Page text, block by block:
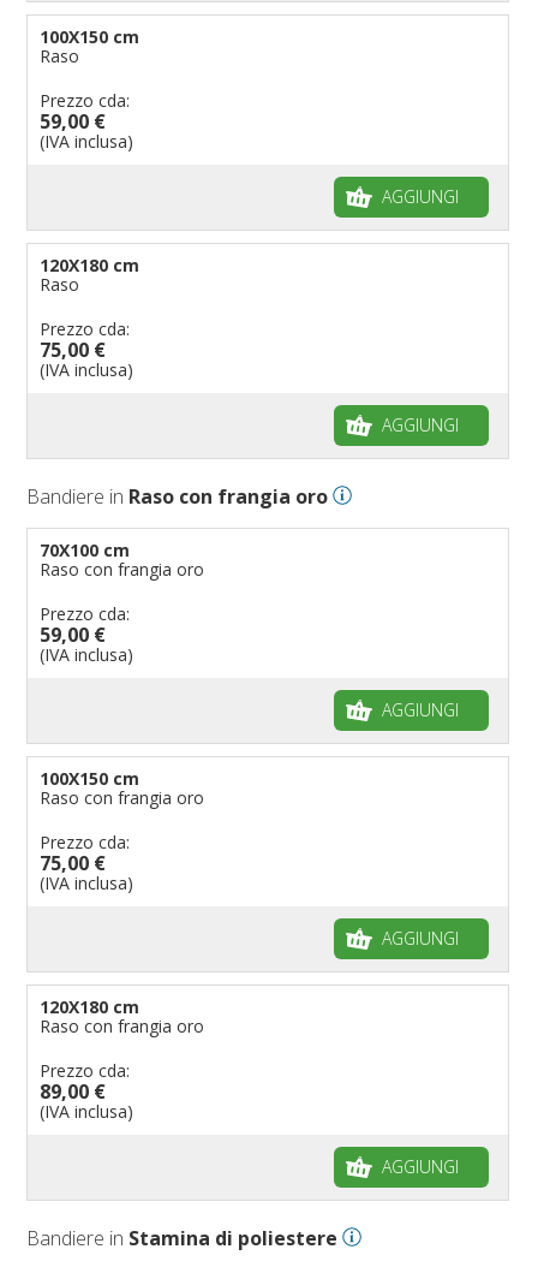
100X150 cm
Raso
Prezzo cda:
59,00 €
(IVA inclusa)
AGGIUNGI
120X180 cm
Raso
Prezzo cda:
75,00 €
(IVA inclusa)
AGGIUNGI
Bandiere in Raso con frangia oro
70X100 cm
Raso con frangia oro
Prezzo cda:
59,00 €
(IVA inclusa)
AGGIUNGI
100X150 cm
Raso con frangia oro
Prezzo cda:
75,00 €
(IVA inclusa)
AGGIUNGI
120X180 cm
Raso con frangia oro
Prezzo cda:
89,00 €
(IVA inclusa)
AGGIUNGI
Bandiere in Stamina di poliestere